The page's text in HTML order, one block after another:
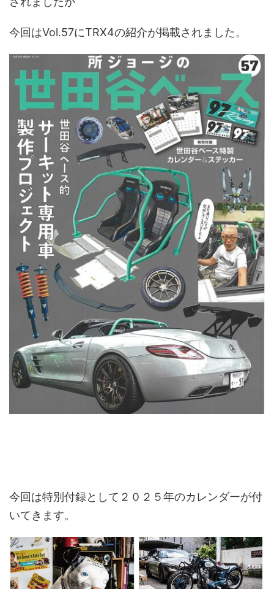
今回はVol.57にTRX4の紹介が掲載されました。
今回は特別付録として２０２５年のカレンダーが付
いてきます。